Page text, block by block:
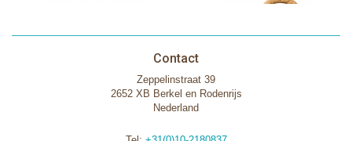
Contact
Zeppelinstraat 39
2652 XB Berkel en Rodenrijs
Nederland